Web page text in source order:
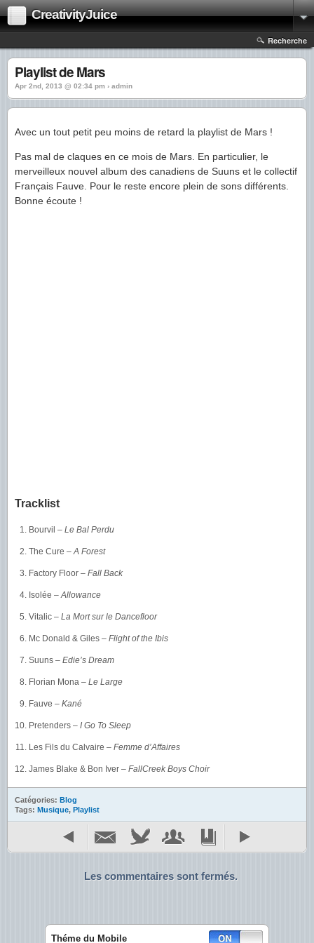
CreativityJuice
Recherche
Playlist de Mars
Apr 2nd, 2013 @ 02:34 pm › admin
Avec un tout petit peu moins de retard la playlist de Mars !
Pas mal de claques en ce mois de Mars. En particulier, le
merveilleux nouvel album des canadiens de Suuns et le collectif
Français Fauve. Pour le reste encore plein de sons différents.
Bonne écoute !
Tracklist
Bourvil – Le Bal Perdu
The Cure – A Forest
Factory Floor – Fall Back
Isolée – Allowance
Vitalic – La Mort sur le Dancefloor
Mc Donald & Giles – Flight of the Ibis
Suuns – Edie’s Dream
Florian Mona – Le Large
Fauve – Kané
Pretenders – I Go To Sleep
Les Fils du Calvaire – Femme d’Affaires
James Blake & Bon Iver – FallCreek Boys Choir
Catégories: Blog
Tags: Musique, Playlist
Les commentaires sont fermés.
Théme du Mobile